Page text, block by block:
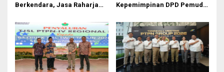
Berkendara, Jasa Raharja
Pasifik Medan Industri
Kepemimpinan DPD Pemuda
kepada Josef Sembiring